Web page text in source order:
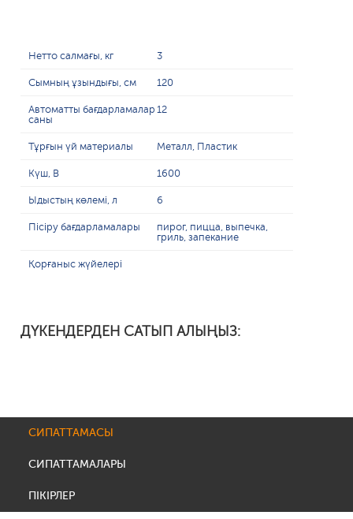
Нетто салмағы, кг 3
Сымның ұзындығы, см 120
Автоматты бағдарламалар
саны
12
Тұрғын үй материалы Металл, Пластик
Күш, В 1600
Ыдыстың көлемі, л 6
Пісіру бағдарламалары
пирог, пицца, выпечка,
гриль, запекание
Қорғаныс жүйелері
ДҮКЕНДЕРДЕН САТЫП АЛЫҢЫЗ:
СИПАТТАМАСЫ
СИПАТТАМАЛАРЫ
ПІКІРЛЕР